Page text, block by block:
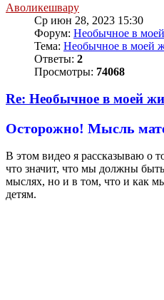
Аволикешвару
Ср июн 28, 2023 15:30
Форум: Необычное в
Тема: Необычное в моей
Ответы: 2
Просмотры: 74068
Re: Необычное в моей
Осторожно! Мысль
В этом видео я рассказываю о
что значит, что мы должны
мыслях, но и в том, что и как
детям.